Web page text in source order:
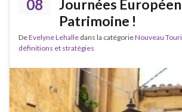
08
Journées
Patrimoine !
DeEvelyne Lehalle dans la catégorieNouveau
définitions et stratégies